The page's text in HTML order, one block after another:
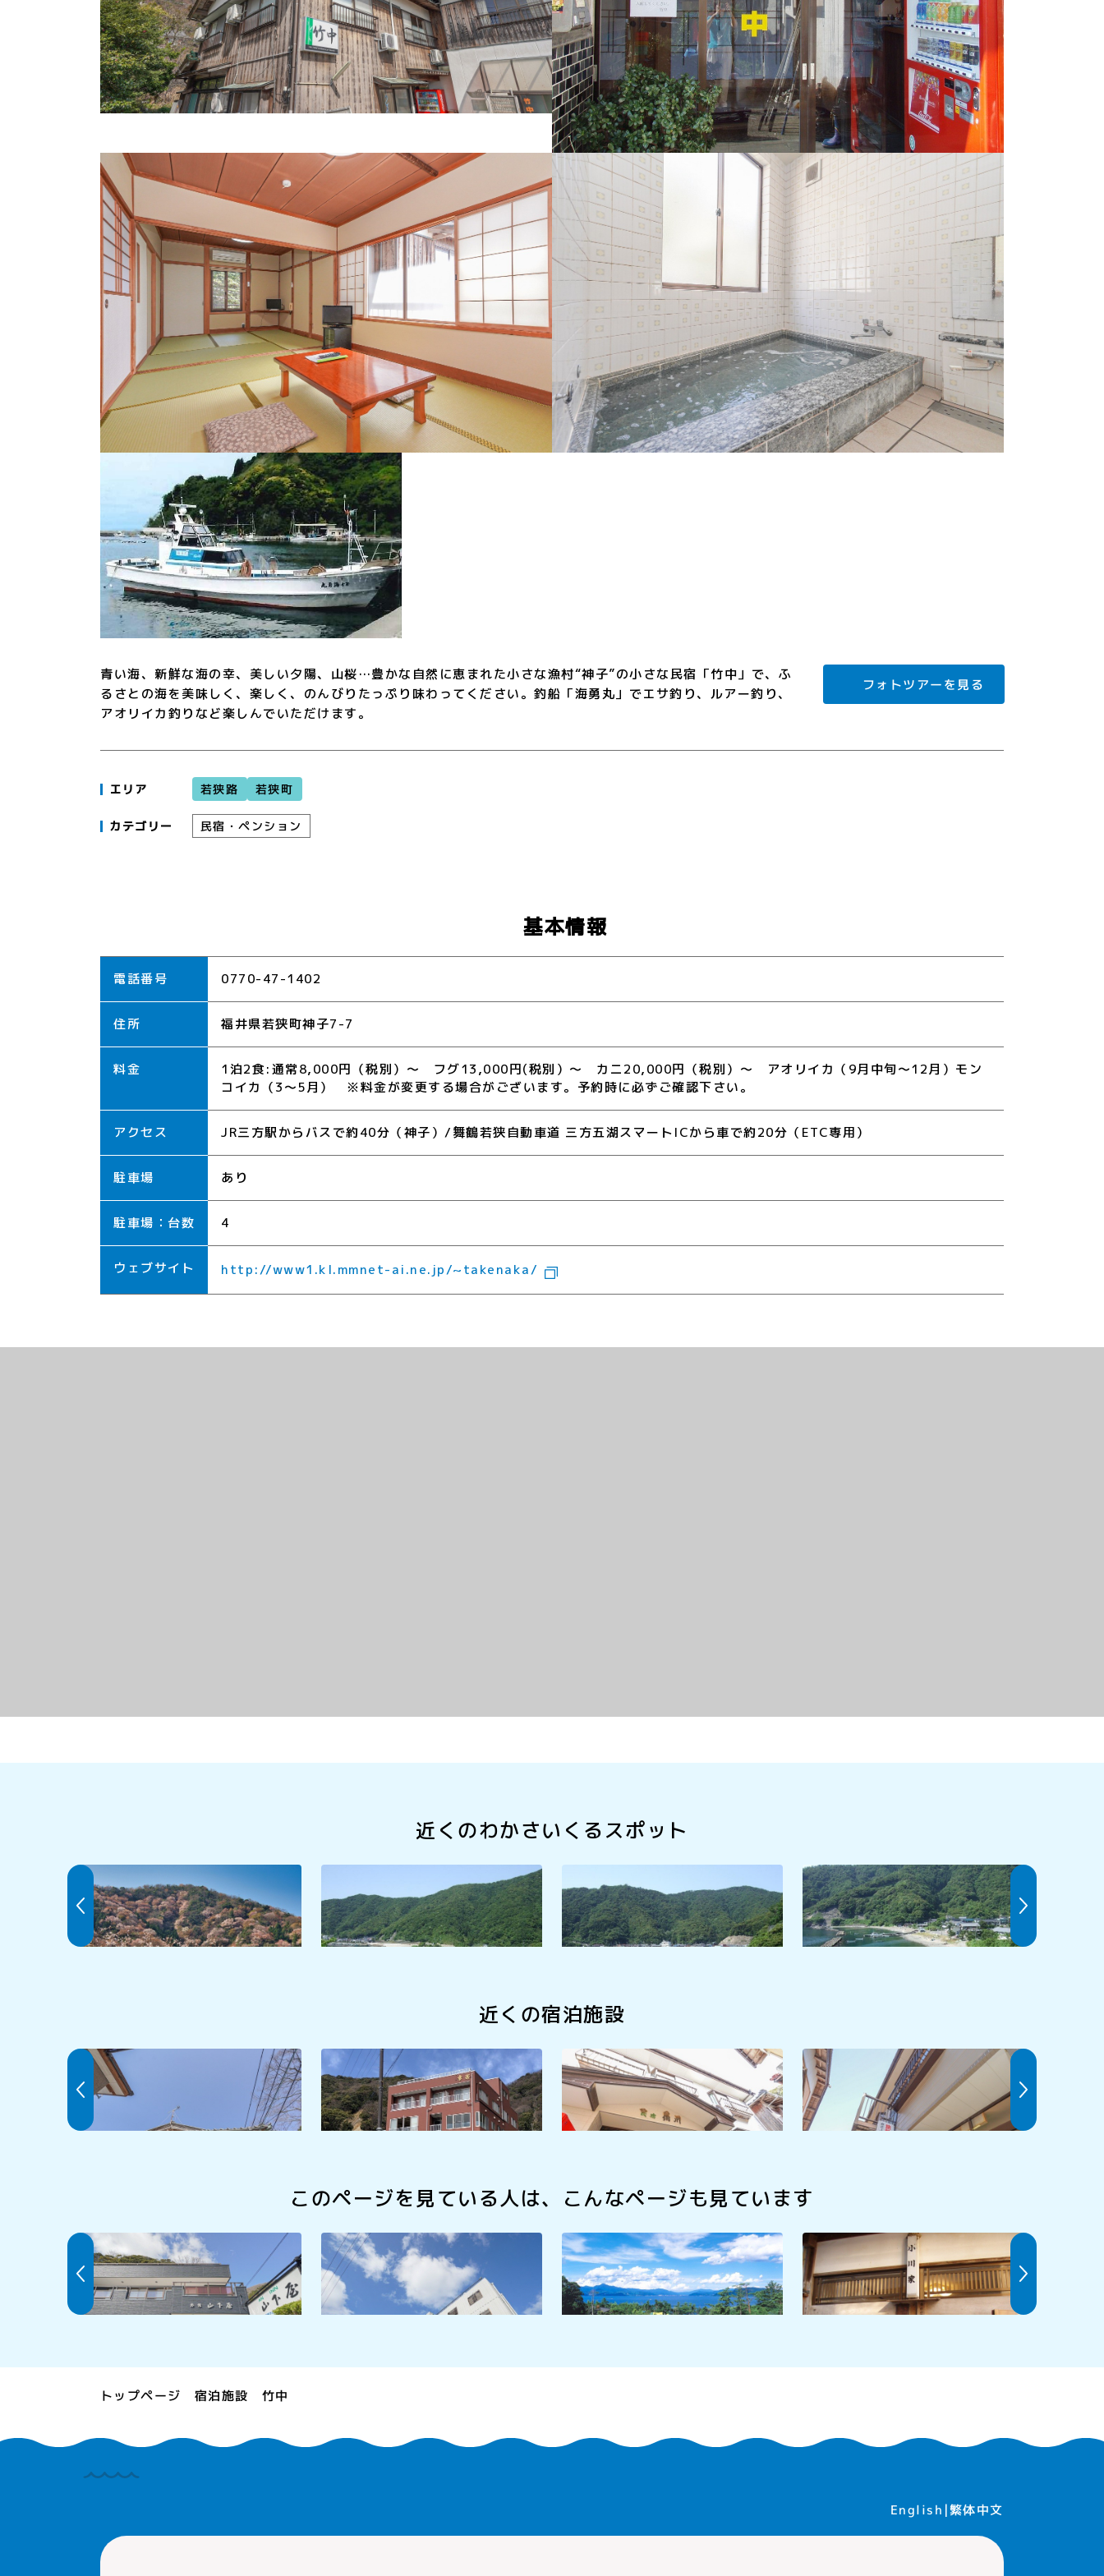
トップページ 宿泊施設 竹中
青い海、新鮮な海の幸、美しい夕陽、山桜…豊かな自然に恵まれた小さな漁村“神子”の小さな民宿「竹中」で、ふ
るさとの海を美味しく、楽しく、のんびりたっぷり味わってください。釣船「海勇丸」でエサ釣り、ルアー釣り、
アオリイカ釣りなど楽しんでいただけます。
フォトツアーを見る
エリア 若狭路 若狭町
カテゴリー 民宿・ペンション
基本情報
電話番号 0770-47-1402
住所 福井県若狭町神子7-7
料金
1泊2食:通常8,000円（税別）～ フグ13,000円(税別）～ カニ20,000円（税別）～ アオリイカ（9月中旬～12月）モン
コイカ（3～5月） ※料金が変更する場合がございます。予約時に必ずご確認下さい。
アクセス JR三方駅からバスで約40分（神子）/舞鶴若狭自動車道 三方五湖スマートICから車で約20分（ETC専用）
駐車場 あり
駐車場：台数 4
ウェブサイト http://www1.kl.mmnet-ai.ne.jp/~takenaka/
近くのわかさいくるスポット
神子の山桜 小川海水浴場 遊子海水浴場
近くの宿泊施設
久介 幸楽 民宿細川 若狭神子の宿 寺本
このページを見ている人は、 こんなページも見ています
魚集 山下屋 徳兵衛 赤礁崎オートキャンプ場 小川家
English 繁体中文